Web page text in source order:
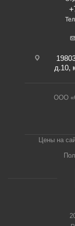
д.10,
ООО
Цены на